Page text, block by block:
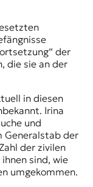
der
die sie an der
in diesen
Irina
und
Generalstab der
der zivilen
sind, wie
umgekommen.